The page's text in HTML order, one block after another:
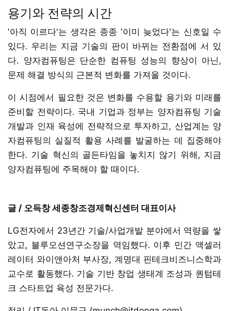
용기와 전략의 시간
'아직 이르다'는 생각은 종종 '이미 늦었다'는 신호일 수
있다. 우리는 지금 기술의 판이 바뀌는 전환점에 서 있
다. 양자컴퓨팅은 단순한 컴퓨팅 성능의 향상이 아닌,
문제 해결 방식의 근본적 변화를 가져올 것이다.
이 시점에서 필요한 것은 변화를 수용할 용기와 미래를
준비할 전략이다. 국내 기업과 정부는 양자컴퓨팅 기술
개발과 인재 육성에 전략적으로 투자하고, 산업계는 양
자컴퓨팅의 실질적 활용 사례를 발굴하는 데 집중해야
한다. 기술 혁신의 골든타임을 놓치지 않기 위해, 지금
양자컴퓨팅에 주목해야 할 때이다.
글 / 오득창 세종창조경제혁신센터 대표이사
LG전자에서 23년간 기술/사업개발 분야에서 역량을 쌓
았고, 블루오션연구소장을 역임했다. 이후 민간 액셀러
레이터 와이앤아처 부사장, 계명대 핀테크비즈니스학과
교수로 활동했다. 기술 기반 창업 생태계 조성과 퀀텀테
크 스타트업 육성 전문가다.